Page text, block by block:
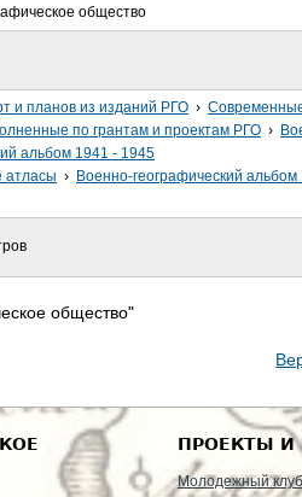
общество
и планов из изданий РГО ›
по грантам и проектам РГО ›
альбом 1941 - 1945
атласы › Военно-географический альбом
общество"
ПРОЕКТЫ И
Молодежный клуб